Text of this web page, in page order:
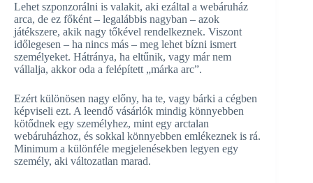
Lehet szponzorálni is valakit, aki ezáltal a webáruház
arca, de ez főként – legalábbis nagyban – azok
játékszere, akik nagy tőkével rendelkeznek. Viszont
időlegesen – ha nincs más – meg lehet bízni ismert
személyeket. Hátránya, ha eltűnik, vagy már nem
vállalja, akkor oda a felépített „márka arc”.
Ezért különösen nagy előny, ha te, vagy bárki a cégben
képviseli ezt. A leendő vásárlók mindig könnyebben
kötődnek egy személyhez, mint egy arctalan
webáruházhoz, és sokkal könnyebben emlékeznek is rá.
Minimum a különféle megjelenésekben legyen egy
személy, aki változatlan marad.